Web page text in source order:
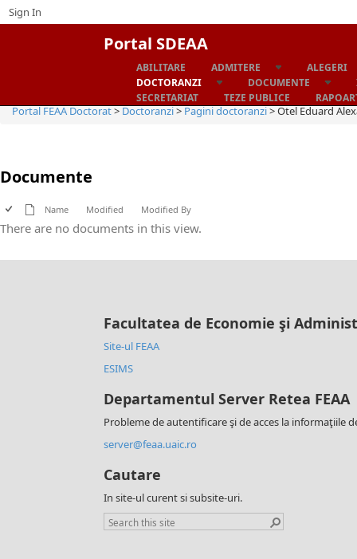
Sign In
Portal SDEAA
ABILITARE ADMITERE
ALEGERI
DOCTORANZI
DOCUMENTE
SECRETARIAT
TEZE PUBLICE
Home
Portal FEAA Doctorat>Doctoranzi>Pagini doctoranzi>Otel Eduard
Documente
Name Modified Modified By
There are no documents in this view.
Facultatea de Economie şi
Site-ul FEAA
ESIMS
Departamentul Server Retea FEAA
Probleme de autentificare şi de acces la informaţiile
server@feaa.uaic.ro
Cautare
In site-ul curent si subsite-uri.